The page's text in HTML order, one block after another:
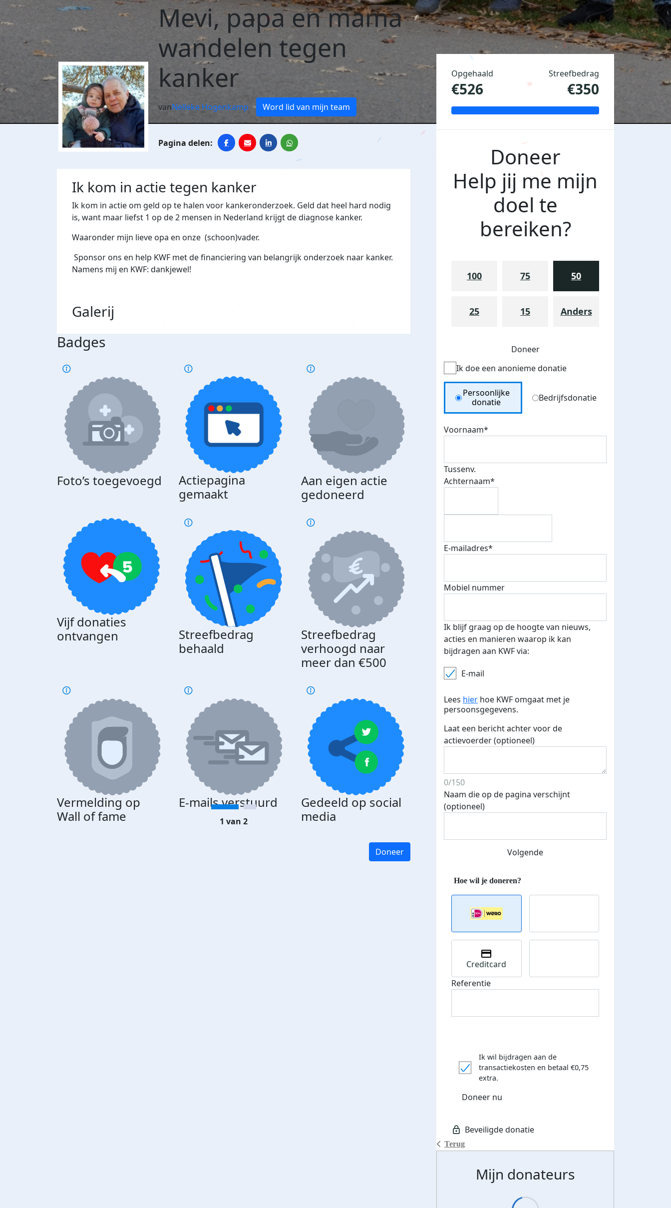
Mevi, papa en mama
wandelen tegen
kanker
vanNelleke Hogenkamp Word lid van mijn team
Ik kom in actie tegen kanker
Ik kom in actie om geld op te halen voor kankeronderzoek. Geld dat heel hard nodig
is, want maar liefst 1 op de 2 mensen in Nederland krijgt de diagnose kanker.
Waaronder mijn lieve opa en onze (schoon)vader.
Sponsor ons en help KWF met de financiering van belangrijk onderzoek naar kanker.
Namens mij en KWF: dankjewel!
Galerij
Badges
Foto’s toegevoegd
Actiepagina
gemaakt
Aan eigen actie
gedoneerd
Vijf donaties
ontvangen
Streefbedrag
behaald
Streefbedrag
verhoogd naar
meer dan €500
Vermelding op
Wall of fame
E-mails verstuurd
Gedeeld op social
media
Donateurs
1 van 2
Doneer
Opgehaald
€526
Streefbedrag
€350
Doneer
Help jij me mijn
doel te
bereiken?
100 75 50
25 15 Anders
Doneer
Ik doe een anonieme donatie
Donation Type
Persoonlijke
donatie
Bedrijfsdonatie
Voornaam*
Tussenv.
Achternaam*
E-mailadres*
Mobiel nummer
Ik blijf graag op de hoogte van nieuws,
acties en manieren waarop ik kan
bijdragen aan KWF via:
E-mail
Lees hier hoe KWF omgaat met je
persoonsgegevens.
Laat een bericht achter voor de
actievoerder (optioneel)
0/150
Naam die op de pagina verschijnt
(optioneel)
Volgende
Terug
Creditcard
Referentie
Ik wil bijdragen aan de
transactiekosten en betaal €0,75
extra.
Doneer nu
Mijn donateurs